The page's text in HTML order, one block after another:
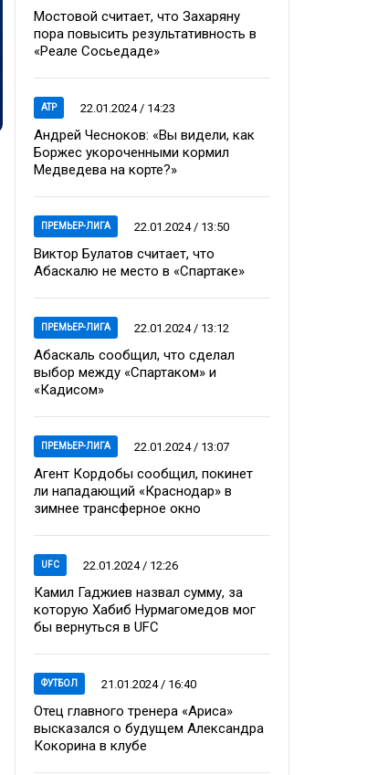
Мостовой считает, что Захаряну
пора повысить результативность в
«Реале Сосьедаде»
ATP 22.01.2024 / 14:23
Андрей Чесноков: «Вы видели, как
Боржес укороченными кормил
Медведева на корте?»
ПРЕМЬЕР-ЛИГА 22.01.2024 / 13:50
Виктор Булатов считает, что
Абаскалю не место в «Спартаке»
ПРЕМЬЕР-ЛИГА 22.01.2024 / 13:12
Абаскаль сообщил, что сделал
выбор между «Спартаком» и
«Кадисом»
ПРЕМЬЕР-ЛИГА 22.01.2024 / 13:07
Агент Кордобы сообщил, покинет
ли нападающий «Краснодар» в
зимнее трансферное окно
UFC 22.01.2024 / 12:26
Камил Гаджиев назвал сумму, за
которую Хабиб Нурмагомедов мог
бы вернуться в UFC
ФУТБОЛ 21.01.2024 / 16:40
Отец главного тренера «Ариса»
высказался о будущем Александра
Кокорина в клубе